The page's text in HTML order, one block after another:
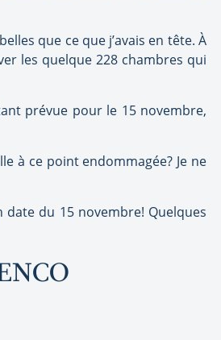
que ce que j’avais en tête. À
les quelque 228 chambres qui
prévue pour le 15 novembre,
à ce point endommagée? Je ne
date du 15 novembre! Quelques